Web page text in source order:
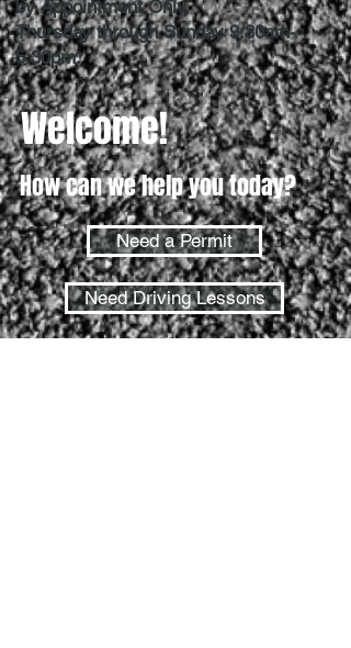
by Appointment Only.
Thursday through Sunday 9:30am-
5:30pm.
Welcome!
How can we help you today?
Need a Permit
Need Driving Lessons